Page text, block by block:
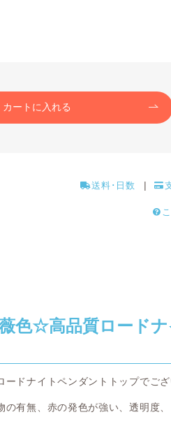
カートに入れる
送料･日数
色☆高品質ロード
ドナイトペンダントトップでござ
有無、赤の発色が強い、透明度